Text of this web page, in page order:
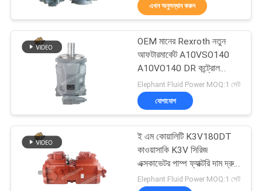
যোগাযোগ
খবর
কেস
নির্মাণ যন্ত্রপাতি খুচরা যন্ত্রাংশ
706
81
এখন অনুসন্ধান করুন
OEM মানের Rexroth নতুন
আফটারমার্কেট A10VSO140
A10VO140 DR কন্ট্রোল
হাইড্রোলিক পাম্প
Elephant Fluid Power MOQ:1 সেট
যোগাযোগ
ই এম কোয়ালিটি K3V180DT
কাওয়াসাকি K3V সিরিজ
এক্সকাভেটর পাম্প ফ্যাক্টরি দাম দ্রুত
চালান
Elephant Fluid Power MOQ:1 সেট